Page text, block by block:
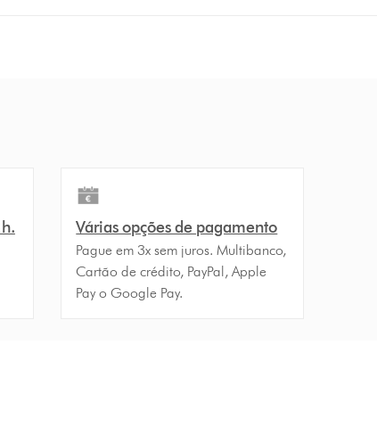
Várias opções de pagamento
Pague em 3x sem juros. Multibanco,
Cartão de crédito, PayPal, Apple
Pay o Google Pay.